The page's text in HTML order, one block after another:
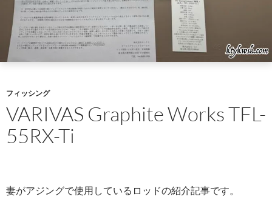
フィッシング
VARIVAS Graphite Works TFL-
55RX-Ti
妻がアジングで使用しているロッドの紹介記事です。